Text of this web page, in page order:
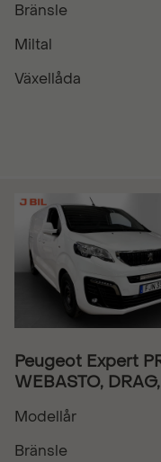
Bränsle
Miltal
Växellåda
Peugeot Expert
WEBASTO,
Modellår
Bränsle